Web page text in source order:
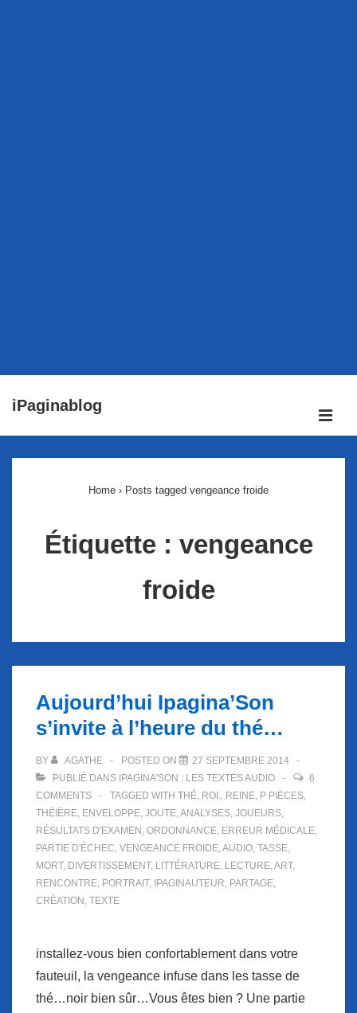
passer
iPaginablog
Home › Posts tagged vengeance froide
Étiquette : vengeance
froide
Aujourd’hui Ipagina’Son
s’invite à l’heure du thé…
BY AGATHE POSTED ON
27 SEPTEMBRE 2014
PUBLIÉ DANS IPAGINA'SON : LES TEXTES AUDIO
6
COMMENTS
TAGGED WITH THÉ, ROI., REINE, P PIÈCES,
THÉIÈRE, ENVELOPPE, JOUTE,ANALYSES, JOUEURS,
RÉSULTATS D'EXAMEN , ORDONNANCE, ERREUR MÉDICALE,
PARTIE D'ÉCHEC, VENGEANCE FROIDE,AUDIO, TASSE,
MORT, DIVERTISSEMENT, LITTÉRATURE, LECTURE,ART,
RENCONTRE, PORTRAIT, IPAGINAUTEUR, PARTAGE,
CRÉATION , TEXTE
installez-vous bien confortablement dans votre
fauteuil, la vengeance infuse dans les tasse de
thé…noir bien sûr…Vous êtes bien ? Une partie